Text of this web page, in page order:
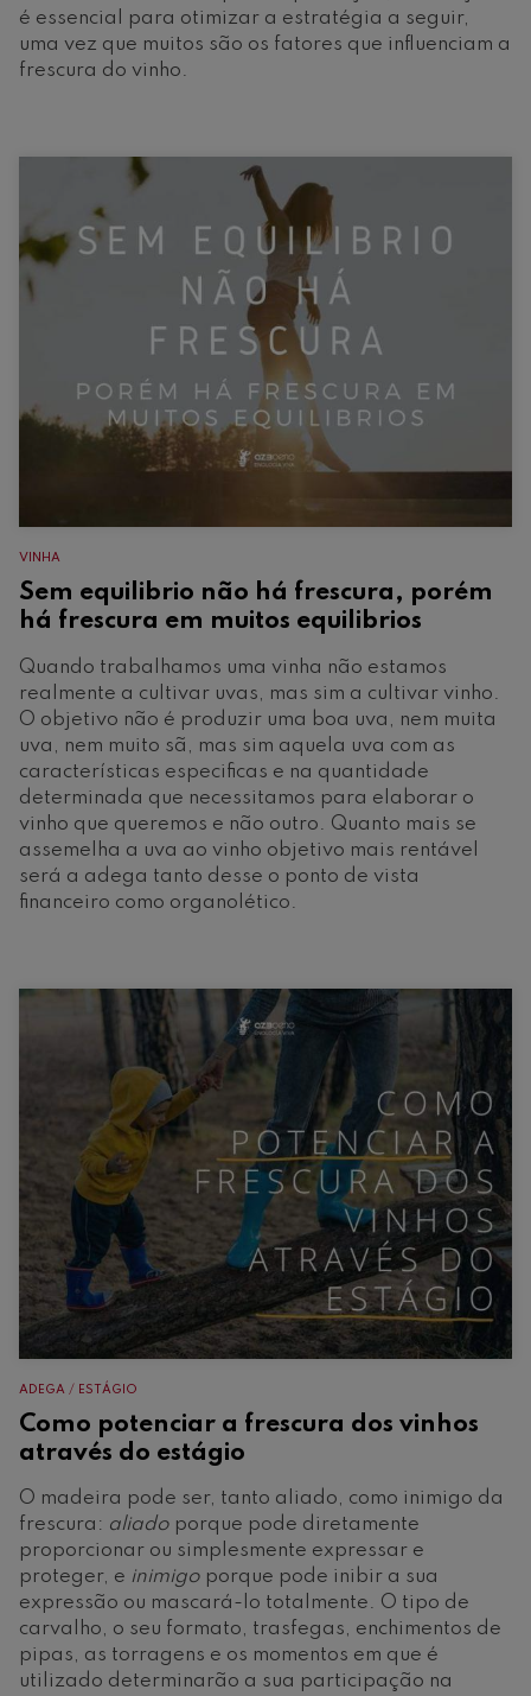
é essencial para otimizar a estratégia a seguir,
uma vez que muitos são os fatores que influenciam a
frescura do vinho.
VINHA
Sem equilibrio não há frescura, porém
há frescura em muitos equilibrios
Quando trabalhamos uma vinha não estamos
realmente a cultivar uvas, mas sim a cultivar vinho.
O objetivo não é produzir uma boa uva, nem muita
uva, nem muito sã, mas sim aquela uva com as
características especificas e na quantidade
determinada que necessitamos para elaborar o
vinho que queremos e não outro. Quanto mais se
assemelha a uva ao vinho objetivo mais rentável
será a adega tanto desse o ponto de vista
financeiro como organolético.
ADEGA ESTÁGIO
Como potenciar a frescura dos vinhos
através do estágio
O madeira pode ser, tanto aliado, como inimigo da
frescura: aliado porque pode diretamente
proporcionar ou simplesmente expressar e
proteger, e inimigo porque pode inibir a sua
expressão ou mascará-lo totalmente. O tipo de
carvalho, o seu formato, trasfegas, enchimentos de
pipas, as torragens e os momentos em que é
utilizado determinarão a sua participação na